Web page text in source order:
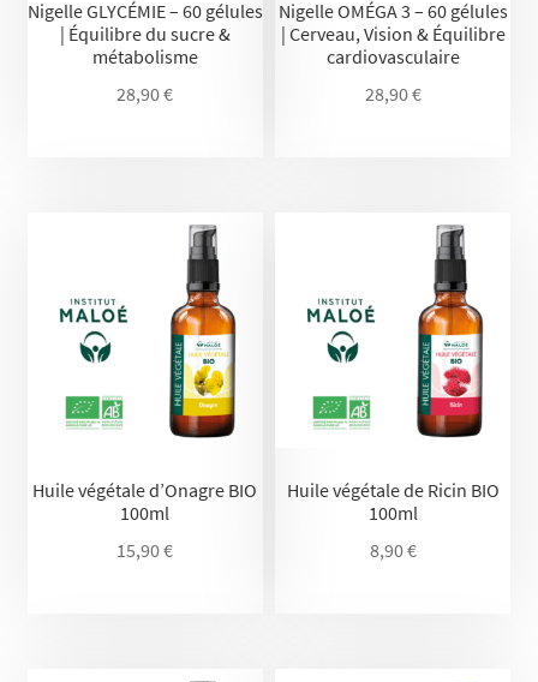
Nigelle GLYCÉMIE – 60 gélules
| Équilibre du sucre &
métabolisme
28,90€
Nigelle OMÉGA 3 – 60 gélules
| Cerveau, Vision & Équilibre
cardiovasculaire
28,90€
Huile végétale d’Onagre BIO
100ml
15,90€
Huile végétale de Ricin BIO
100ml
8,90€